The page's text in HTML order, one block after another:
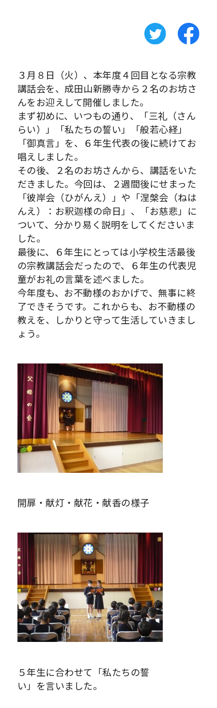
３月８日（火）、本年度４回目となる宗教
講話会を、成田山新勝寺から２名のお坊さ
んをお迎えして開催しました。
まず初めに、いつもの通り、「三礼（さん
らい）」「私たちの誓い」「般若心経」
「御真言」を、６年生代表の後に続けてお
唱えしました。
その後、２名のお坊さんから、講話をいた
だきました。今回は、２週間後にせまった
「彼岸会（ひがんえ）」や「涅槃会（ねは
んえ）：お釈迦様の命日」、「お慈悲」に
ついて、分かり易く説明をしてくださいま
した。
最後に、６年生にとっては小学校生活最後
の宗教講話会だったので、６年生の代表児
童がお礼の言葉を述べました。
今年度も、お不動様のおかげで、無事に終
了できそうです。これからも、お不動様の
教えを、しかりと守って生活していきまし
ょう。
開扉・献灯・献花・献香の様子
５年生に合わせて「私たちの誓
い」を言いました。